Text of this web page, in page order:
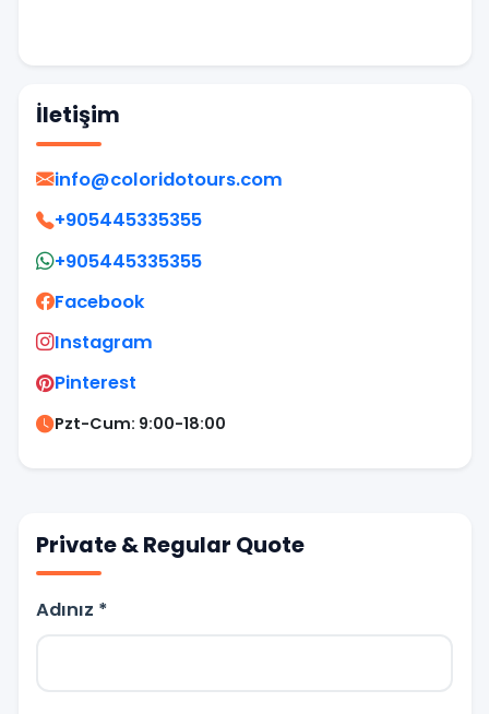
İletişim
info@coloridotours.com
+905445335355
+905445335355
Facebook
Instagram
Pinterest
Pzt-Cum: 9:00-18:00
Private & Regular Quote
Adınız *